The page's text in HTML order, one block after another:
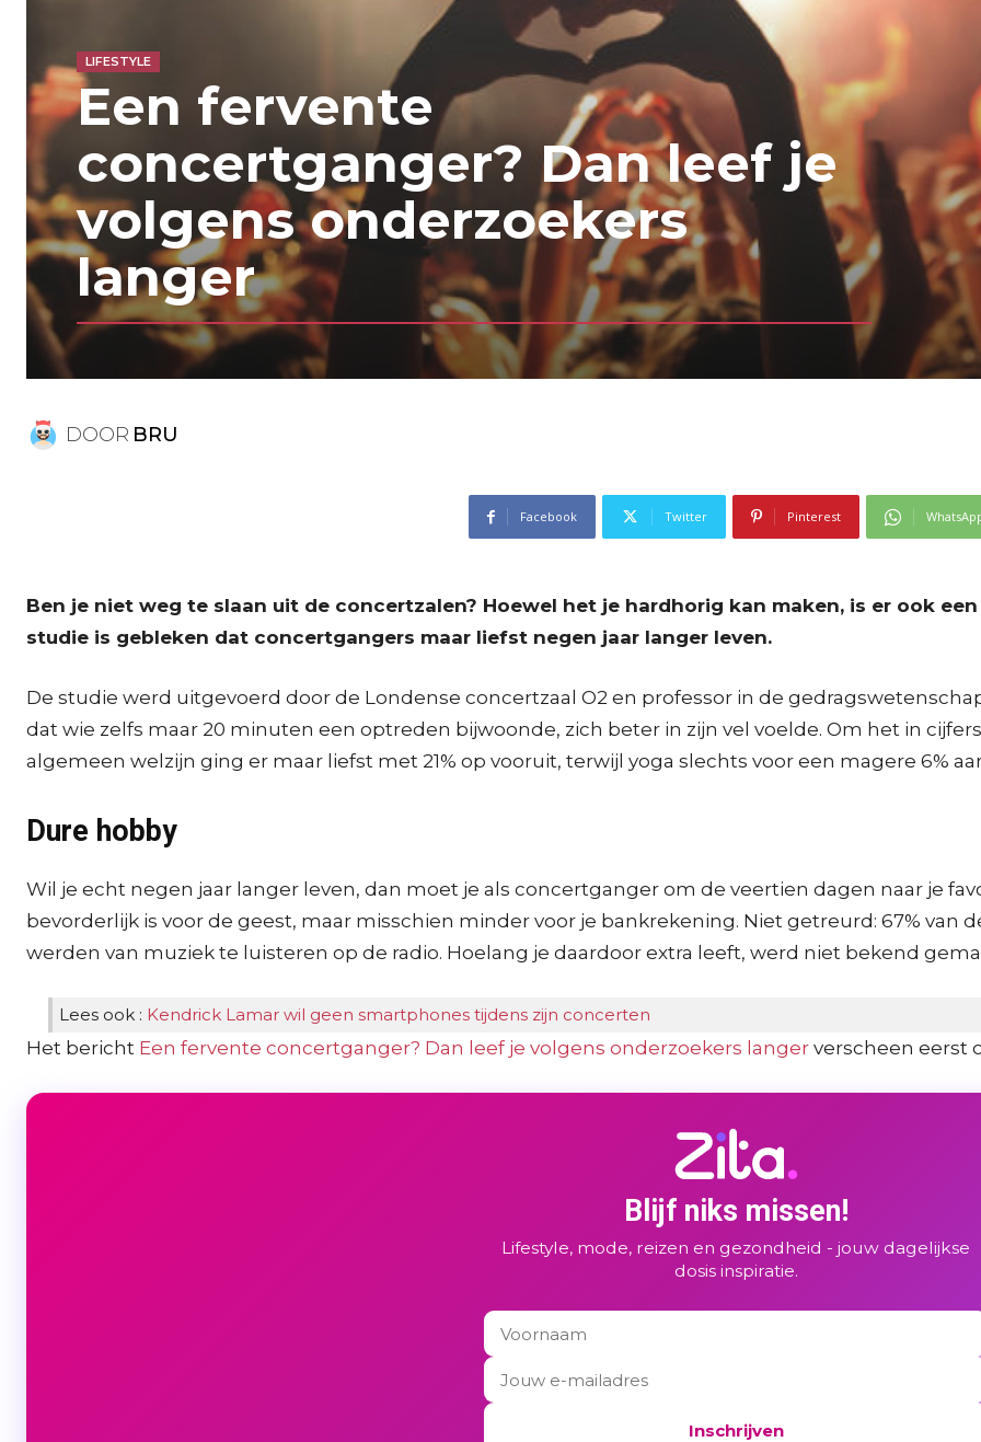
LIFESTYLE
Een fervente
concertganger? Dan leef je
volgens onderzoekers
langer
DOOR BRU
Facebook Twitter Pinterest
Ben je niet weg te slaan uit de concertzalen? Hoewel het je hardhorig kan maken, is er ook
studie is gebleken dat concertgangers maar liefst negen jaar langer leven.
De studie werd uitgevoerd door de Londense concertzaal O2 en professor in de
dat wie zelfs maar 20 minuten een optreden bijwoonde, zich beter in zijn vel voelde. Om het in
algemeen welzijn ging er maar liefst met 21% op vooruit, terwijl yoga slechts voor een magere 6%
Dure hobby
Wil je echt negen jaar langer leven, dan moet je als concertganger om de veertien dagen naar je
bevorderlijk is voor de geest, maar misschien minder voor je bankrekening. Niet getreurd: 67% van
werden van muziek te luisteren op de radio. Hoelang je daardoor extra leeft, werd niet bekend
Lees ook : Kendrick Lamar wil geen smartphones tijdens zijn concerten
Het bericht Een fervente concertganger? Dan leef je volgens onderzoekers langer verscheen eerst
Blijf niks missen!
Lifestyle, mode, reizen en gezondheid - jouw dagelijkse
dosis inspiratie.
Inschrijven